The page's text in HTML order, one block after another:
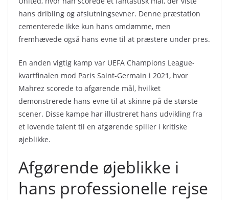
hans dribling og afslutningsevner. Denne præstation
cementerede ikke kun hans omdømme, men
fremhævede også hans evne til at præstere under pres.
En anden vigtig kamp var UEFA Champions League-
kvartfinalen mod Paris Saint-Germain i 2021, hvor
Mahrez scorede to afgørende mål, hvilket
demonstrerede hans evne til at skinne på de største
scener. Disse kampe har illustreret hans udvikling fra
et lovende talent til en afgørende spiller i kritiske
øjeblikke.
Afgørende øjeblikke i
hans professionelle rejse